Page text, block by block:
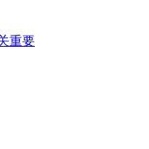
重要